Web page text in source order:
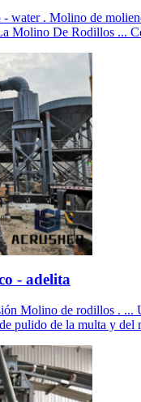
water . Molino de
Molino De Rodillos ...
- adelita
Molino de rodillos . ...
pulido de la multa y